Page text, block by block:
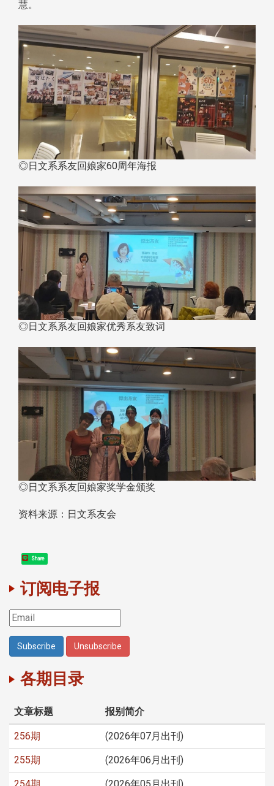
慧。
◎日文系系友回娘家60周年海报
◎日文系系友回娘家优秀系友致词
◎日文系系友回娘家奖学金颁奖
资料来源：日文系友会
Share
订阅电子报
各期目录
文章标题 报别简介
256期 (2026年07月出刊)
255期 (2026年06月出刊)
254期 (2026年05月出刊)